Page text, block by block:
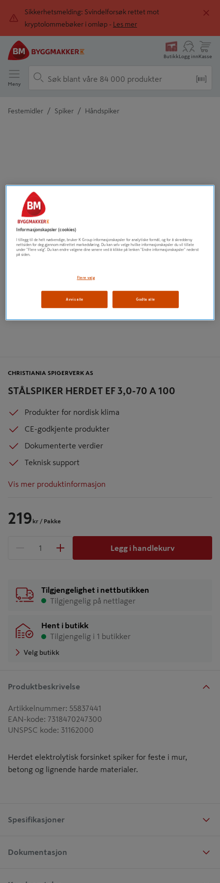
Sikkerhetsmelding: Svindelforsøk rettet mot
kryptolommebøker i omløp -
Les mer
ButikkLogg innKasse
Meny
Festemidler / Spiker / Håndspiker
STÅLSPIKER HERDET EF 3,0-70 A 100
CHRISTIANIA SPIGERVERK AS
Produkter for nordisk klima
CE-godkjente produkter
Dokumenterte verdier
Teknisk support
Vis mer produktinformasjon
219 kr / Pakke
1 produkter
Legg i handlekurv
Tilgjengelighet i nettbutikken
Tilgjengelig på nettlager
Hent i butikk
Tilgjengelig i 1 butikker
Velg butikk
Produktbeskrivelse
Artikkelnummer: 55837441
EAN-kode: 7318470247300
UNSPSC kode: 31162000
Herdet elektrolytisk forsinket spiker for feste i mur,
betong og lignende harde materialer.
Spesifikasjoner
Dokumentasjon
Informasjonskapsler (cookies)
I tillegg til de helt nødvendige, bruker K Group informasjonskapsler for analytiske formål, og for å skreddersy
nettsiden for deg gjennom målrettet markedsføring. Du kan selv velge hvilke informasjonskapsler du vil tillate
under "Flere valg". Du kan endre valgene dine senere ved å klikke på lenken "Endre informasjonskapsler" nederst
på siden.
Flere valg
Avvis alle Godta alle